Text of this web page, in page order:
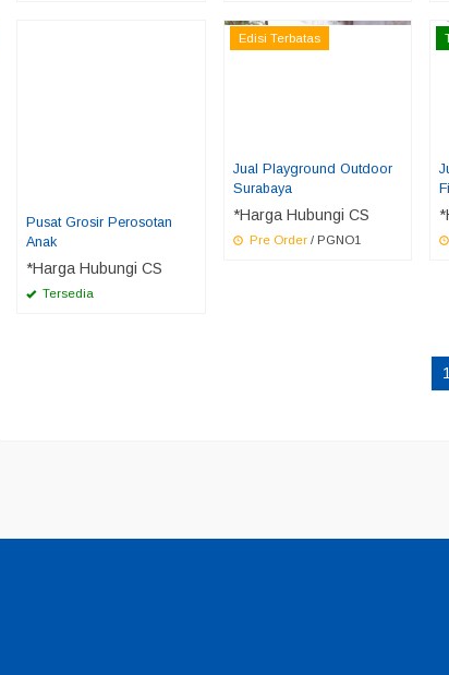
Pusat Grosir Perosotan
Anak
*Harga Hubungi CS
Tersedia
Edisi Terbatas
Jual Playground Outdoor
Surabaya
*Harga Hubungi CS
Pre Order/ PGNO1
1